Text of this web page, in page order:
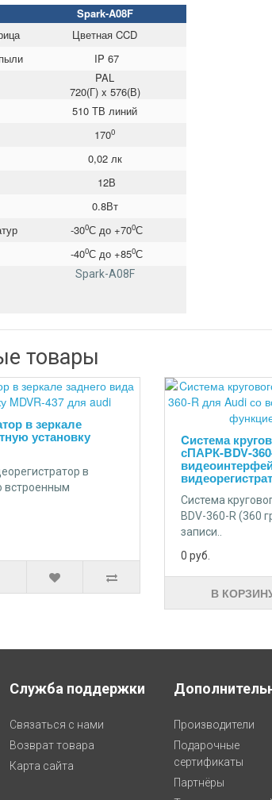
Spark-A08F
Цветная CCD
IP 67
PAL
720(Г) x 576(В)
510 ТВ линий
1700
0,02 лк
12В
0.8Вт
-300С до +700С
-400С до +850С
Spark-A08F
товары
в зеркале
установку
в
встроенным
Cистема
сПАРК-BDV-
Cистема
BDV-360-R (360
записи..
0 руб.
В
Служба поддержки
Связаться с нами
Возврат товара
Карта сайта
Производители
Подарочные
сертификаты
Партнёры